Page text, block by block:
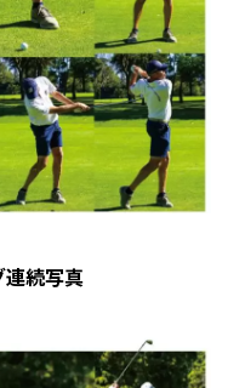
連続写真